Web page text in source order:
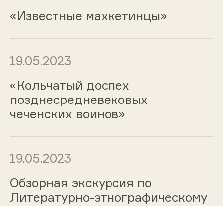
«Известные махкетинцы»
19.05.2023
«Кольчатый доспех
позднесредневековых
чеченских воинов»
19.05.2023
Обзорная экскурсия по
Литературно-этнографическому